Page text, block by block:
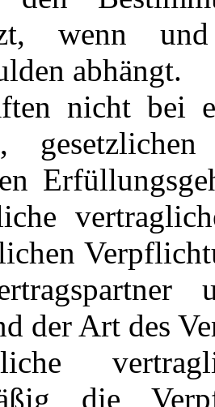
wenn
abhängt.
nicht bei
der Art des
die